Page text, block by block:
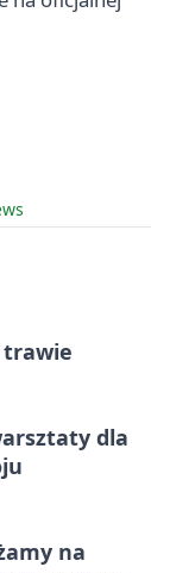
trawie
dla
na